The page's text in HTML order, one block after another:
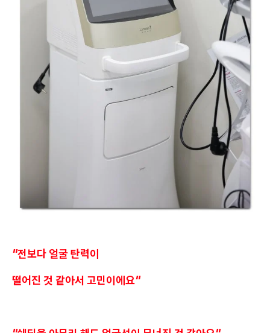
"전보다 얼굴 탄력이
떨어진 것 같아서 고민이에요"